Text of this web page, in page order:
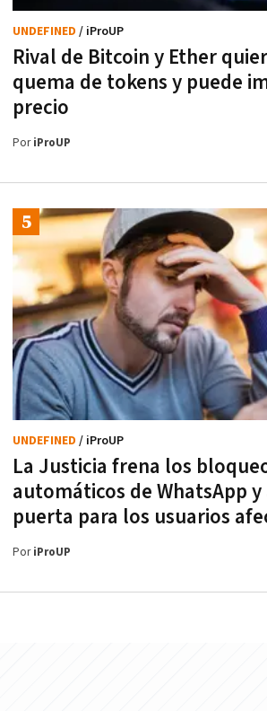
Rival de Bitcoin y Ether
quema de tokens y puede
precio
UNDEFINED / iProUP
PoriProUP
La Justicia frena los
automáticos de WhatsApp y
puerta para los usuarios
UNDEFINED / iProUP
PoriProUP